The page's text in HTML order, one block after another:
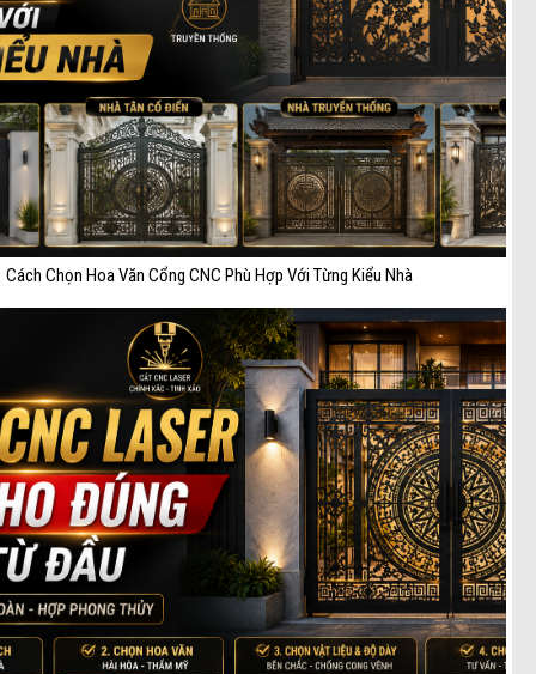
Cách Chọn Hoa Văn Cổng CNC Phù Hợp Với Từng Kiểu Nhà